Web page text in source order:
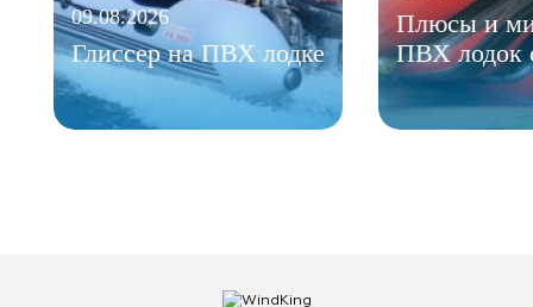
09.08.2026
Глиссер на ПВХ лодке
Плюсы и
ПВХ